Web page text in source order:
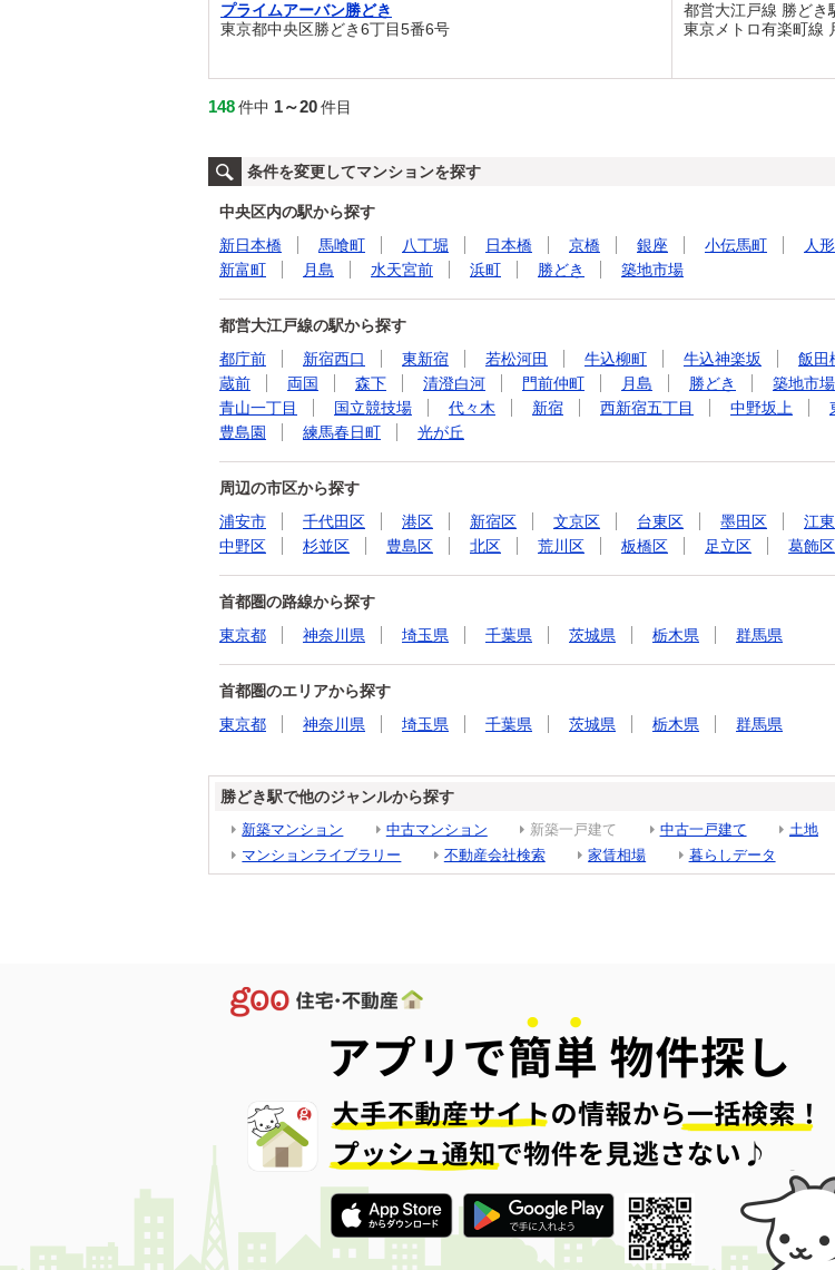
プライムアーバン勝どき
東京都中央区勝どき6丁目5番6号
都営大江戸線 勝どき
東京メトロ有楽町線
148件中 1～20件目
条件を変更してマンションを探す
中央区内の駅から探す
新日本橋
馬喰町 八丁堀 日本橋 京橋 銀座 小伝馬町 人
新富町
月島 水天宮前 浜町 勝どき 築地市場
都営大江戸線の駅から探す
都庁前
新宿西口 東新宿 若松河田 牛込柳町 牛込神楽坂 飯田
蔵前
両国 森下 清澄白河 門前仲町 月島 勝どき 築地市場
青山一丁目
国立競技場 代々木 新宿 西新宿五丁目 中野坂上
豊島園
練馬春日町 光が丘
周辺の市区から探す
浦安市
千代田区 港区 新宿区 文京区 台東区 墨田区 江
中野区
杉並区 豊島区 北区 荒川区 板橋区 足立区 葛飾区
首都圏の路線から探す
東京都
神奈川県 埼玉県 千葉県 茨城県 栃木県 群馬県
首都圏のエリアから探す
東京都
神奈川県 埼玉県 千葉県 茨城県 栃木県 群馬県
勝どき駅で他のジャンルから探す
新築マンション 中古マンション 新築一戸建て 中古一戸建て 土地
マンションライブラリー
不動産会社検索 家賃相場 暮らしデータ